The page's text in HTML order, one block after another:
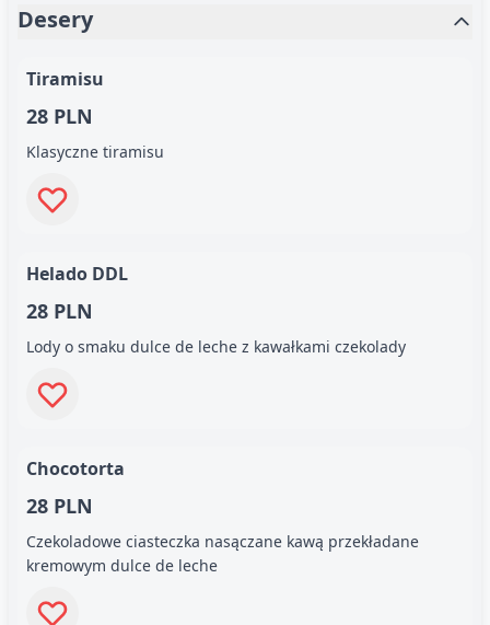
Desery
Tiramisu
28 PLN
Klasyczne tiramisu
Helado DDL
28 PLN
Lody o smaku dulce de leche z kawałkami czekolady
Chocotorta
28 PLN
Czekoladowe ciasteczka nasączane kawą przekładane
kremowym dulce de leche